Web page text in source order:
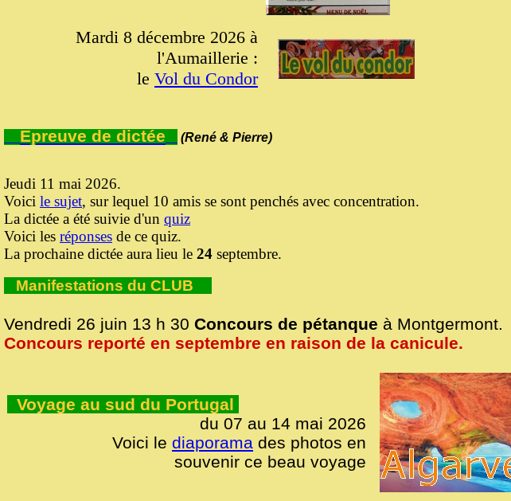
Mardi 8 décembre 2026 à
l'Aumaillerie :
le Vol du Condor
Epreuve de dictée (René & Pierre)
Jeudi 11 mai 2026.
Voici le sujet, sur lequel 10 amis se sont penchés avec concentration.
La dictée a été suivie d'un quiz
Voici les réponses de ce quiz.
La prochaine dictée aura lieu le 24 septembre.
Manifestations du CLUB
Vendredi 26 juin 13 h 30 Concours de pétanque à Montgermont.
Concours reporté en septembre en raison de la canicule.
Voyage au sud du Portugal
du 07 au 14 mai 2026
Voici le diaporama des photos en
souvenir ce beau voyage